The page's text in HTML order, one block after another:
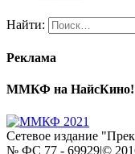
Найти:
Реклама
ММКФ на НайсКино!
Сетевое издание
№ ФС 77 - 69929|©